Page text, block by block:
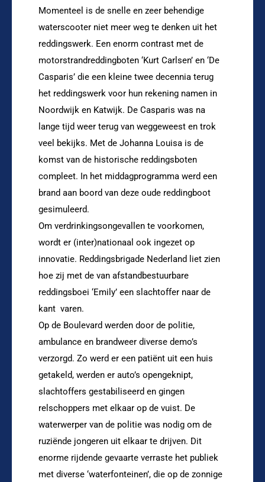
Momenteel is de snelle en zeer behendige
waterscooter niet meer weg te denken uit het
reddingswerk. Een enorm contrast met de
motorstrandreddingboten ‘Kurt Carlsen’ en ‘De
Casparis’ die een kleine twee decennia terug
het reddingswerk voor hun rekening namen in
Noordwijk en Katwijk. De Casparis was na
lange tijd weer terug van weggeweest en trok
veel bekijks. Met de Johanna Louisa is de
komst van de historische reddingsboten
compleet. In het middagprogramma werd een
brand aan boord van deze oude reddingboot
gesimuleerd.
Om verdrinkingsongevallen te voorkomen,
wordt er (inter)nationaal ook ingezet op
innovatie. Reddingsbrigade Nederland liet zien
hoe zij met de van afstandbestuurbare
reddingsboei ‘Emily’ een slachtoffer naar de
kant varen.
Op de Boulevard werden door de politie,
ambulance en brandweer diverse demo’s
verzorgd. Zo werd er een patiënt uit een huis
getakeld, werden er auto’s opengeknipt,
slachtoffers gestabiliseerd en gingen
relschoppers met elkaar op de vuist. De
waterwerper van de politie was nodig om de
ruziënde jongeren uit elkaar te drijven. Dit
enorme rijdende gevaarte verraste het publiek
met diverse ‘waterfonteinen’, die op de zonnige